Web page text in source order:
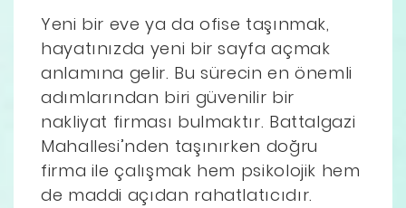
Yeni bir eve ya da ofise taşınmak,
hayatınızda yeni bir sayfa açmak
anlamına gelir. Bu sürecin en önemli
adımlarından biri güvenilir bir
nakliyat firması bulmaktır. Battalgazi
Mahallesi’nden taşınırken doğru
firma ile çalışmak hem psikolojik hem
de maddi açıdan rahatlatıcıdır.